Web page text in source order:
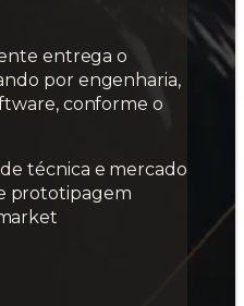
entrega o
por engenharia,
conforme o
técnica e mercado
prototipagem